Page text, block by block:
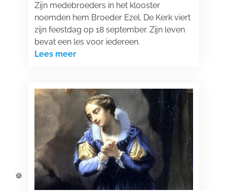
Zijn medebroeders in het klooster
noemden hem Broeder Ezel. De Kerk viert
zijn feestdag op 18 september. Zijn leven
bevat een les voor iedereen.
Lees meer